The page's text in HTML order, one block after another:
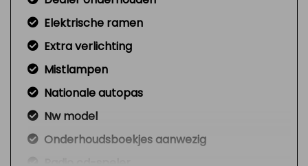
Elektrische ramen
Extra verlichting
Mistlampen
Nationale autopas
Nw model
Onderhoudsboekjes aanwezig